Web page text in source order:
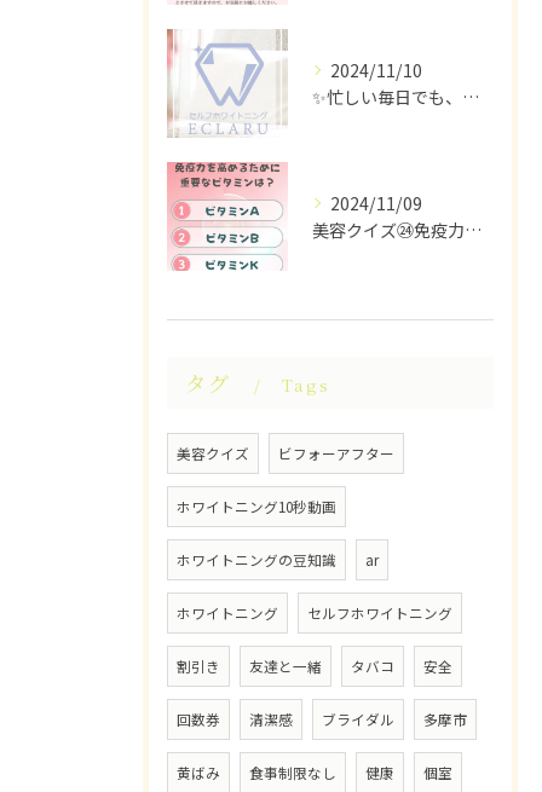
2024/11/10
✨忙しい毎日でも、ちらっと立ち寄れるホワイトニングサロンはい...
2024/11/09
美容クイズ㉔免疫力を高めるために重要なビタミンは？ #美容ク...
タグ Tags
美容クイズ ビフォーアフター
ホワイトニング10秒動画
ホワイトニングの豆知識 ar
ホワイトニング セルフホワイトニング
割引き 友達と一緒 タバコ 安全
回数券 清潔感 ブライダル 多摩市
黄ばみ 食事制限なし 健康 個室